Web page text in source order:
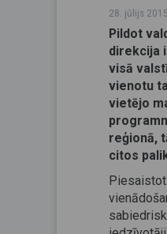
28. jūlijs 2015
Pildot
direkcija
visā
vienotu
vietējo
reģionā,
citos